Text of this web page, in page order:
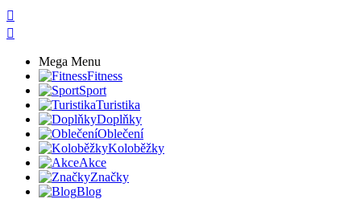


Mega Menu
Fitness
Sport
Turistika
Doplňky
Oblečení
Koloběžky
Akce
Značky
Blog